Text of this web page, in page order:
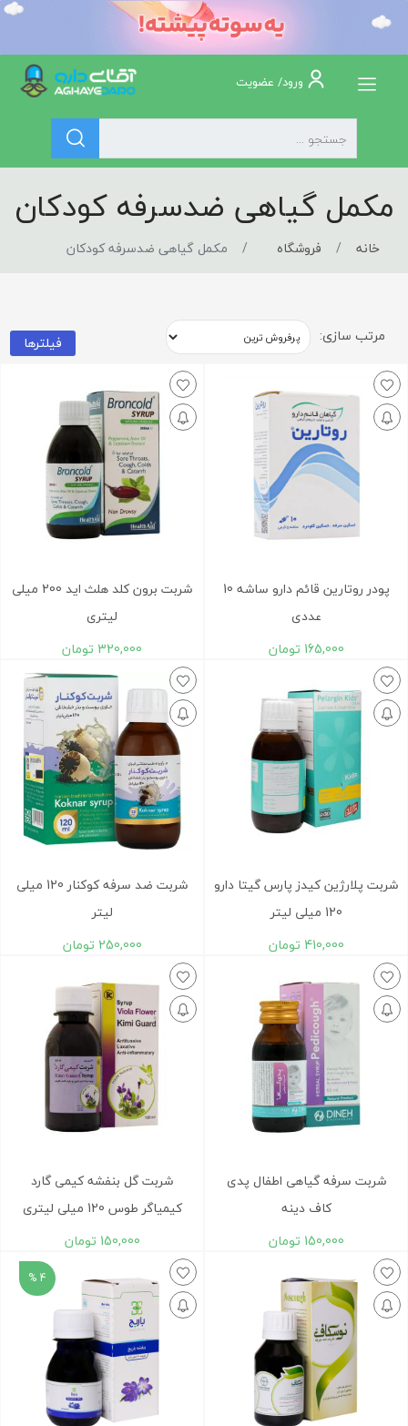
ورود/ عضویت
مکمل گیاهی ضدسرفه کودکان
خانه فروشگاه مکمل گیاهی ضدسرفه کودکان
مرتب سازی: فیلترها
پودر روتارین قائم دارو ساشه 10
عددی
165,000 تومان
شربت برون کلد هلث اید 200 میلی
لیتری
320,000 تومان
شربت پلارژین کیدز پارس گیتا دارو
120 میلی لیتر
410,000 تومان
شربت ضد سرفه کوکنار 120 میلی
لیتر
250,000 تومان
شربت سرفه گیاهی اطفال پدی
کاف دینه
150,000 تومان
شربت گل بنفشه کیمی گارد
کیمیاگر طوس 120 میلی لیتری
150,000 تومان
4 %